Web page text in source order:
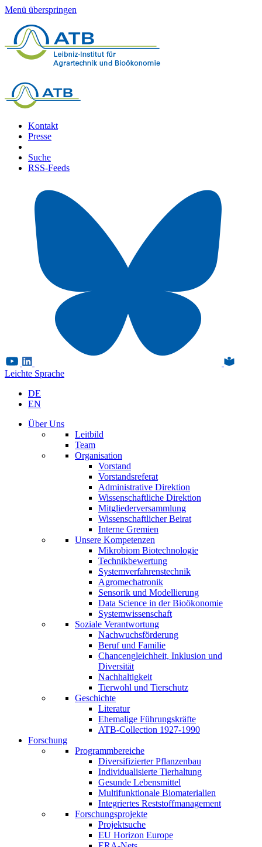
Menü überspringen
Kontakt
Presse
Suche
RSS-Feeds
Leichte Sprache
DE
EN
Über Uns
Leitbild
Team
Organisation
Vorstand
Vorstandsreferat
Administrative Direktion
Wissenschaftliche Direktion
Mitgliederversammlung
Wissenschaftlicher Beirat
Interne Gremien
Unsere Kompetenzen
Mikrobiom Biotechnologie
Technikbewertung
Systemverfahrenstechnik
Agromechatronik
Sensorik und Modellierung
Data Science in der Bioökonomie
Systemwissenschaft
Soziale Verantwortung
Nachwuchsförderung
Beruf und Familie
Chancengleichheit, Inklusion und
Diversität
Nachhaltigkeit
Tierwohl und Tierschutz
Geschichte
Literatur
Ehemalige Führungskräfte
ATB-Collection 1927-1990
Forschung
Programmbereiche
Diversifizierter Pflanzenbau
Individualisierte Tierhaltung
Gesunde Lebensmittel
Multifunktionale Biomaterialien
Integriertes Reststoffmanagement
Forschungsprojekte
Projektsuche
EU Horizon Europe